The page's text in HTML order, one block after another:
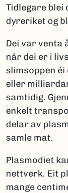
Tidlegare blei
dyreriket og
Dei var venta
når dei er i
slimsoppen
eller
samtidig.
enkelt
delar av
samle mat.
Plasmodiet
nettverk. Eit
mange